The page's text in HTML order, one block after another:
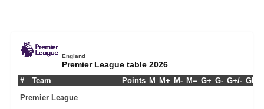
England
Premier League table 2026
# Team Points M M+ M- M= G+ G- G+/- GPM
Premier League